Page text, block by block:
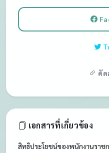
คั
เอกสารที่เกี่ยวข้อง
สิทธิประโยชน์ของพนักงานราช